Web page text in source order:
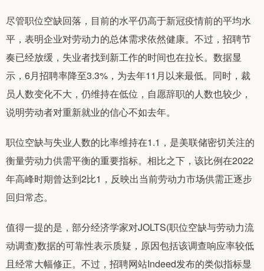
尽管职位空缺回落，目前的水平仍高于新冠疫情前的平均水
平，表明企业对劳动力的总体需求依然健康。不过，招聘节
奏已经放缓，失业者找到新工作的时间也在拉长。数据显
示，6月招聘率降至3.3%，为去年11月以来最低。同时，裁
员人数变化不大，仍维持在低位，自愿辞职的人数也较少，
说明劳动者对重新就业的信心不如去年。
职位空缺与失业人数的比率维持在1.1，是美联储密切关注的
衡量劳动力供需平衡的重要指标。相比之下，该比例在2022
年高峰时期曾达到2比1，反映出当前劳动力市场供需正逐步
回归常态。
值得一提的是，部分经济学家对JOLTS(职位空缺与劳动力流
动调查)数据的可靠性表示质疑，原因包括该调查响应率较低
且经常大幅修正。不过，招聘网站Indeed发布的类似指标显